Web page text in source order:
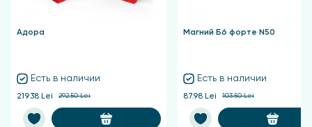
Адора
Есть в наличии
219.38 Lei 292.50 Lei
Магний Б6 форте N50
Есть в наличии
87.98 Lei 103.50 Lei